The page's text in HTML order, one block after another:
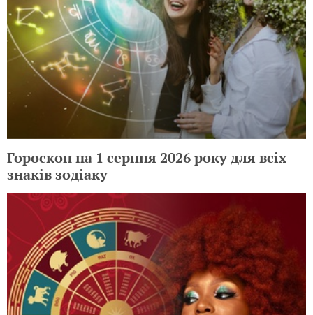
Гороскоп на 1 серпня 2026 року для всіх
знаків зодіаку